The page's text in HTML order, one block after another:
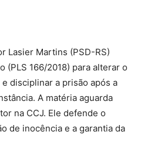
Lasier Martins (PSD-RS)
(PLS 166/2018) para alterar o
disciplinar a prisão após a
A matéria aguarda
na CCJ. Ele defende o
de inocência e a garantia da